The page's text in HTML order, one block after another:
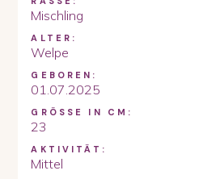
Mischling
ALTER:
Welpe
GEBOREN:
01.07.2025
GRÖSSE IN CM:
23
AKTIVITÄT:
Mittel